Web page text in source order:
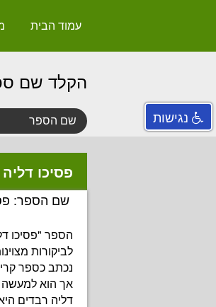
עמוד הבית
הקלד שם
פסיכו דליה
שם הספר:
הספר "פסיכו
לביקורות
נכתב כספר
אך הוא
נגישות